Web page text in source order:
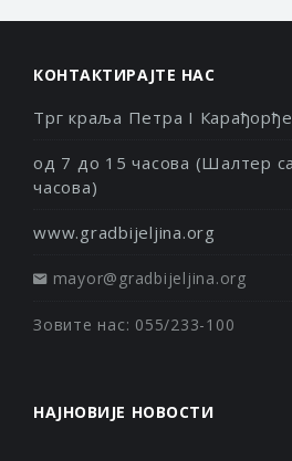
КОНТАКТИРАЈТЕ НАС
Трг краља Петра I
од 7 до 15 часова (Шалтер
часова)
www.gradbijeljina.org
mayor@gradbijeljina.org
Зовите нас: 055/233-100
НАЈНОВИЈЕ НОВОСТИ